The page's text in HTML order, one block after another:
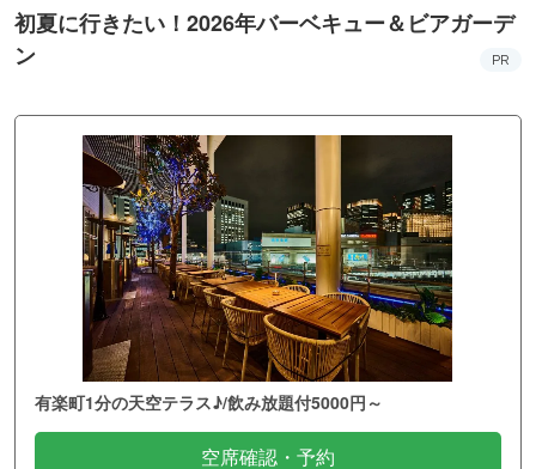
初夏に行きたい！2026年バーベキュー＆ビアガーデ
ン
PR
有楽町1分の天空テラス♪/飲み放題付5000円～
空席確認・予約